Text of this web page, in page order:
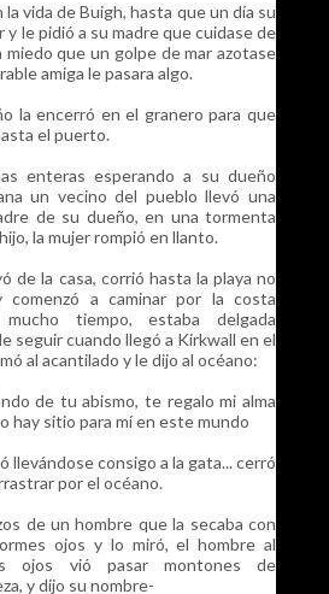
vida de Buigh, hasta que un día su
y le pidió a su madre que cuidase de
miedo que un golpe de mar azotase
amiga le pasara algo.
la encerró en el granero para que
el puerto.
enteras esperando a su dueño
un vecino del pueblo llevó una
de su dueño, en una tormenta
la mujer rompió en llanto.
de la casa, corrió hasta la playa no
comenzó a caminar por la costa
mucho tiempo, estaba delgada
seguir cuando llegó a Kirkwall en el
al acantilado y le dijo al océano:
de tu abismo, te regalo mi alma
hay sitio para mí en este mundo
llevándose consigo a la gata... cerró
por el océano.
de un hombre que la secaba con
ojos y lo miró, el hombre al
ojos vió pasar montones de
y dijo su nombre-